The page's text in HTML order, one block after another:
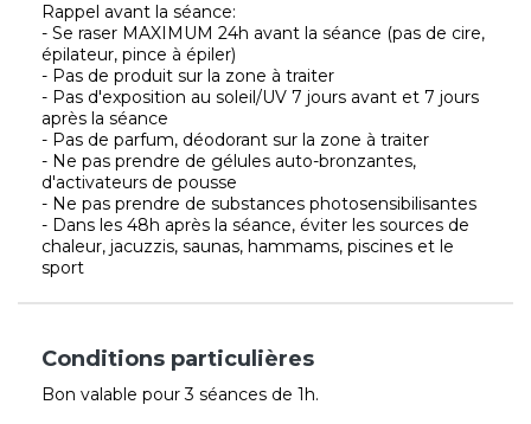
Rappel avant la séance:
- Se raser MAXIMUM 24h avant la séance (pas de cire,
épilateur, pince à épiler)
- Pas de produit sur la zone à traiter
- Pas d'exposition au soleil/UV 7 jours avant et 7 jours
après la séance
- Pas de parfum, déodorant sur la zone à traiter
- Ne pas prendre de gélules auto-bronzantes,
d'activateurs de pousse
- Ne pas prendre de substances photosensibilisantes
- Dans les 48h après la séance, éviter les sources de
chaleur, jacuzzis, saunas, hammams, piscines et le
sport
Conditions particulières
Bon valable pour 3 séances de 1h.